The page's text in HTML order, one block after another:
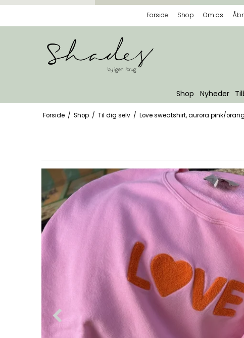
Forside Shop Om os
Shop Nyheder
Forside / Shop / Til dig selv / Love sweatshirt, aurora pink/